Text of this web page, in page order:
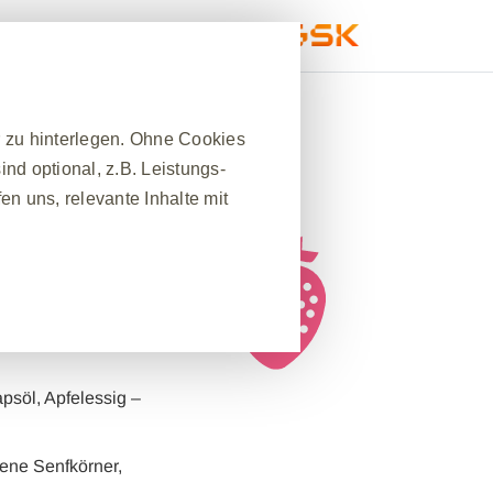
auch nebenbei:
es sich,
Apfelessig –
Senfkörner,
hinterlegen. Ohne Cookies
optional, z.B. Leistungs-
uns, relevante Inhalte mit
Website-Besuchs zu
nach Diensten
von Formularen. Sie
einige Teile der Website